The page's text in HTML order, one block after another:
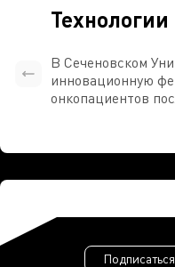
В Сеченовском
инновационную
онкопациентов
Подписаться